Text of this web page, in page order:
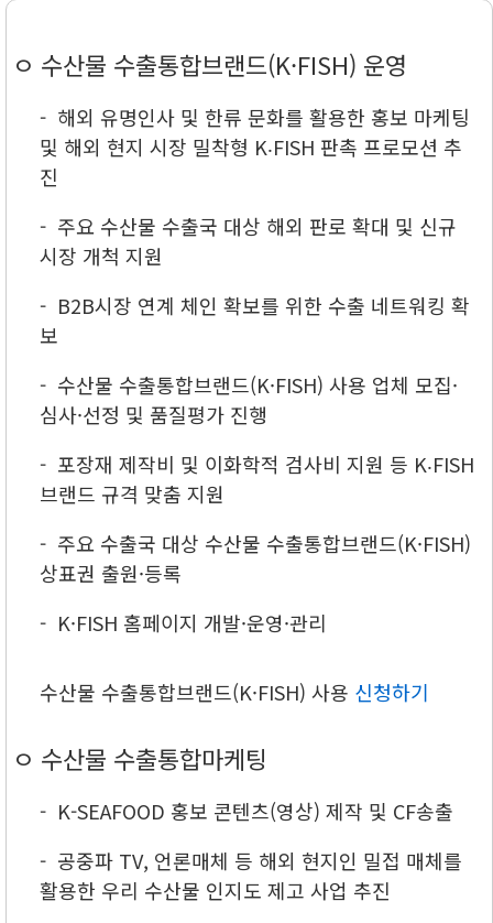
ㅇ 수산물 수출통합브랜드(K·FISH) 운영
- 해외 유명인사 및 한류 문화를 활용한 홍보 마케팅
및 해외 현지 시장 밀착형 K‧FISH 판촉 프로모션 추
진
- 주요 수산물 수출국 대상 해외 판로 확대 및 신규
시장 개척 지원
- B2B시장 연계 체인 확보를 위한 수출 네트워킹 확
보
- 수산물 수출통합브랜드(K·FISH) 사용 업체 모집·
심사·선정 및 품질평가 진행
- 포장재 제작비 및 이화학적 검사비 지원 등 K‧FISH
브랜드 규격 맞춤 지원
- 주요 수출국 대상 수산물 수출통합브랜드(K·FISH)
상표권 출원·등록
- K·FISH 홈페이지 개발·운영·관리
수산물 수출통합브랜드(K·FISH) 사용 신청하기
ㅇ 수산물 수출통합마케팅
- K-SEAFOOD 홍보 콘텐츠(영상) 제작 및 CF송출
- 공중파 TV, 언론매체 등 해외 현지인 밀접 매체를
활용한 우리 수산물 인지도 제고 사업 추진